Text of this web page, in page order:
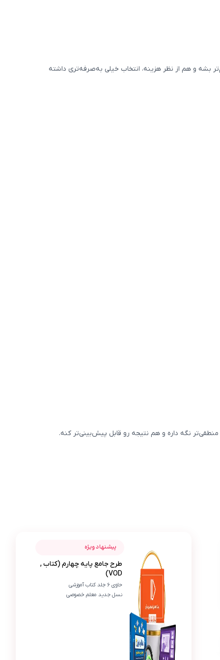
و هم از نظر هزینه، انتخاب خیلی به‌صرفه‌تری داشته
نگه داره و هم نتیجه رو قابل پیش‌بینی‌تر کنه.
سامیار کیمیاگر
از خریدم راضیم چون هم کتاب داشت هم ویدیو و
پیشنهاد ویژه
طرح جامع پایه چهارم (کتاب ,
VOD)
حاوی 6 جلد کتاب آموزشی
نسل جدید معلم خصوصی